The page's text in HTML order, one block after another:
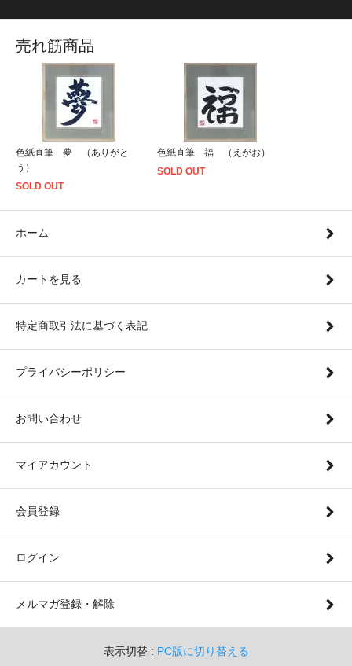
売れ筋商品
色紙直筆 夢 （ありがと
う）
SOLD OUT
色紙直筆 福 （えがお）
SOLD OUT
ホーム
カートを見る
特定商取引法に基づく表記
プライバシーポリシー
お問い合わせ
マイアカウント
会員登録
ログイン
メルマガ登録・解除
表示切替 : PC版に切り替える